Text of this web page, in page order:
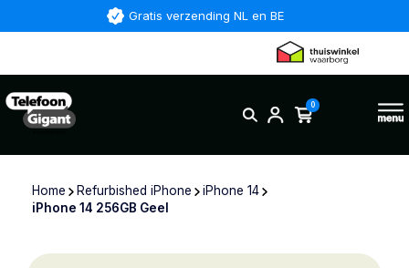
Gratis verzending NL en BE
0
Home Refurbished iPhone
iPhone 14
iPhone 14 256GB Geel